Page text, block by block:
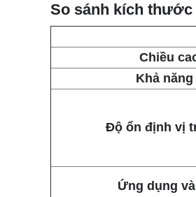
So sánh kích thước
Chiều
Khả
Độ ổn định vị
Ứng dụng